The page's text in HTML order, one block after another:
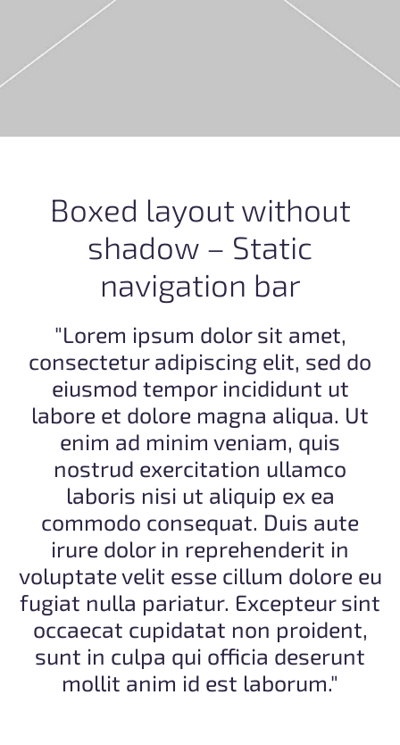
Boxed layout without
shadow – Static
navigation bar
"Lorem ipsum dolor sit amet,
consectetur adipiscing elit, sed do
eiusmod tempor incididunt ut
labore et dolore magna aliqua. Ut
enim ad minim veniam, quis
nostrud exercitation ullamco
laboris nisi ut aliquip ex ea
commodo consequat. Duis aute
irure dolor in reprehenderit in
voluptate velit esse cillum dolore eu
fugiat nulla pariatur. Excepteur sint
occaecat cupidatat non proident,
sunt in culpa qui officia deserunt
mollit anim id est laborum."